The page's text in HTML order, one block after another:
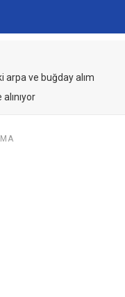
arpa ve buğday alım